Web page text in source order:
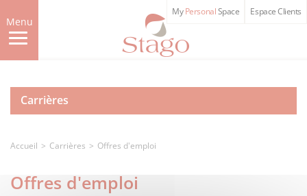
to
main
content
Menu
MyPersonalSpace Espace Clients
Carrières
Accueil Carrières Offres d'emploi
Offres d'emploi